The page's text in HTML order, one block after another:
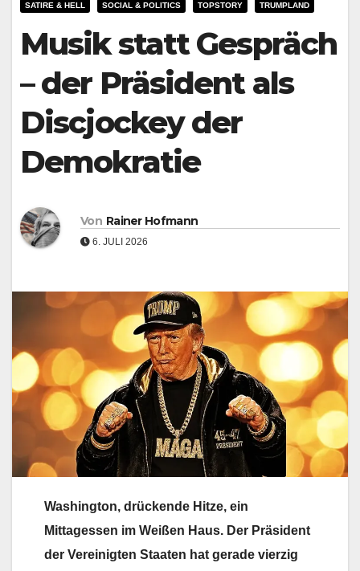
SATIRE & HELL SOCIAL & POLITICS TOPSTORY TRUMPLAND
Musik statt Gespräch
– der Präsident als
Discjockey der
Demokratie
Von Rainer Hofmann
6. JULI 2026
Washington, drückende Hitze, ein
Mittagessen im Weißen Haus. Der Präsident
der Vereinigten Staaten hat gerade vierzig